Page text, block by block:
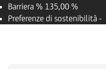
Barriera % 135,00 %
Preferenze di sostenibilità -